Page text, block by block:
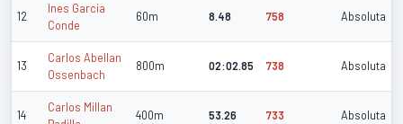
12
Ines Garcia
Conde
60m 8.48 758 Absoluta
13
Carlos Abellan
Ossenbach
800m 02:02.85 738 Absoluta
14
Carlos Millan
400m 53.26 733 Absoluta